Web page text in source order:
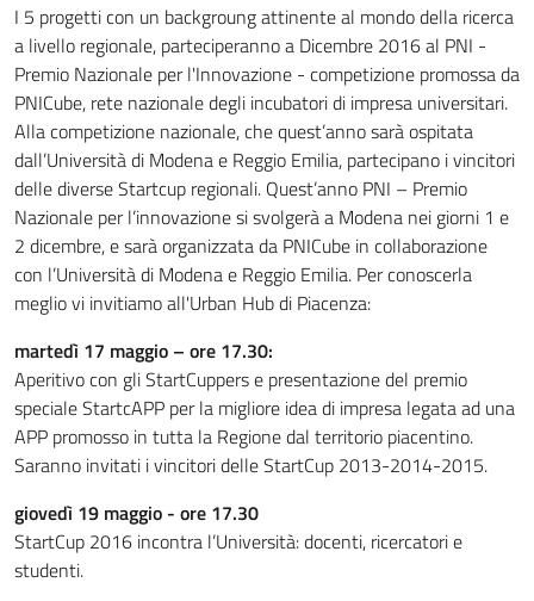
I 5 progetti con un backgroung attinente al mondo della ricerca
a livello regionale, parteciperanno a Dicembre 2016 al PNI -
Premio Nazionale per l'Innovazione - competizione promossa da
PNICube, rete nazionale degli incubatori di impresa universitari.
Alla competizione nazionale, che quest’anno sarà ospitata
dall’Università di Modena e Reggio Emilia, partecipano i vincitori
delle diverse Startcup regionali. Quest’anno PNI – Premio
Nazionale per l’innovazione si svolgerà a Modena nei giorni 1 e
2 dicembre, e sarà organizzata da PNICube in collaborazione
con l’Università di Modena e Reggio Emilia. Per conoscerla
meglio vi invitiamo all'Urban Hub di Piacenza:
martedì 17 maggio – ore 17.30:
Aperitivo con gli StartCuppers e presentazione del premio
speciale StartcAPP per la migliore idea di impresa legata ad una
APP promosso in tutta la Regione dal territorio piacentino.
Saranno invitati i vincitori delle StartCup 2013-2014-2015.
giovedì 19 maggio - ore 17.30
StartCup 2016 incontra l’Università: docenti, ricercatori e
studenti.